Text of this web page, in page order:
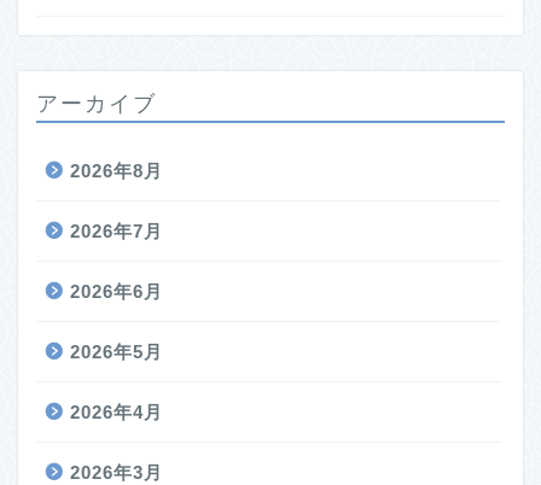
アーカイブ
2026年8月
2026年7月
2026年6月
2026年5月
2026年4月
2026年3月